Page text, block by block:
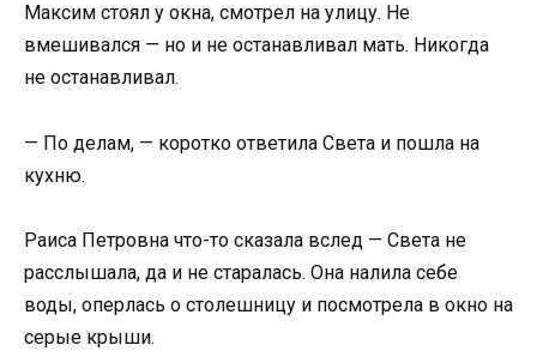
Максим стоял у окна, смотрел на улицу. Не
вмешивался — но и не останавливал мать. Никогда
не останавливал.
— По делам, — коротко ответила Света и пошла на
кухню.
Раиса Петровна что-то сказала вслед — Света не
расслышала, да и не старалась. Она налила себе
воды, оперлась о столешницу и посмотрела в окно на
серые крыши.